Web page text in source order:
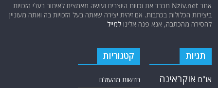
אתר Nziv.net מכבד את זכויות היוצרים ועושה מאמצים לאיתור בעלי הזכויות
ביצירות הכלולות בכתבות. אם זיהית יצירה שאתה בעל הזכויות בה ואתה מעוניין
להסירה מהכתבה, אנא פנה אלינולמייל
תגיות
או"ם אוקראינה
קטגוריות
חדשות מהעולם